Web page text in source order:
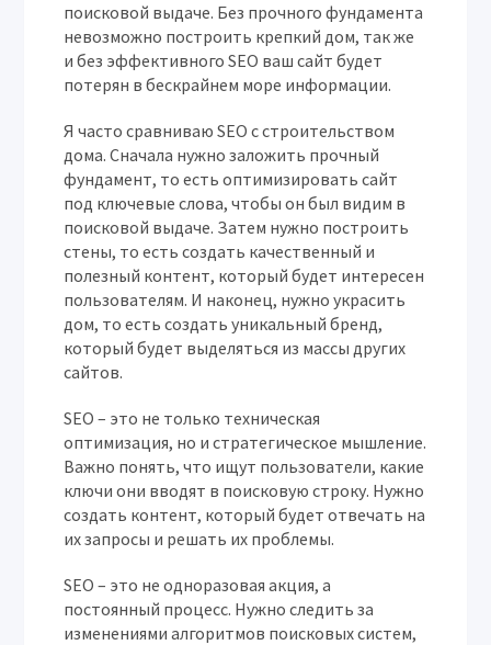
поисковой выдаче. Без прочного фундамента
невозможно построить крепкий дом, так же
и без эффективного SEO ваш сайт будет
потерян в бескрайнем море информации.
Я часто сравниваю SEO с строительством
дома. Сначала нужно заложить прочный
фундамент, то есть оптимизировать сайт
под ключевые слова, чтобы он был видим в
поисковой выдаче. Затем нужно построить
стены, то есть создать качественный и
полезный контент, который будет интересен
пользователям. И наконец, нужно украсить
дом, то есть создать уникальный бренд,
который будет выделяться из массы других
сайтов.
SEO – это не только техническая
оптимизация, но и стратегическое мышление.
Важно понять, что ищут пользователи, какие
ключи они вводят в поисковую строку. Нужно
создать контент, который будет отвечать на
их запросы и решать их проблемы.
SEO – это не одноразовая акция, а
постоянный процесс. Нужно следить за
изменениями алгоритмов поисковых систем,